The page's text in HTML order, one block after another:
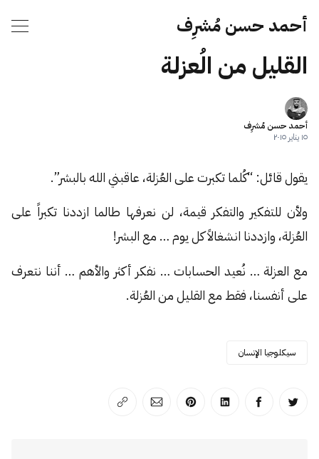
أحمد حسن مُشرِف
القليل من الُعزلة
أحمد حسن مُشرِف
١٥ يناير ٢٠١٥
يقول قائل: “كُلما تكبرت على العُزلة، عاقبني الله بالبشر”.
ولأن للتفكير والتفكر قيمة، لن نعرفها طالما ازددنا تكبراً على
العُزلة، وازددنا انشغالاً كل يوم … مع البشر!
مع العزلة … نُعيد الحسابات … نفكر أكثر والأهم … أننا نتعرف
على أنفسنا، فقط مع القليل من العُزلة.
سيكلوجيا الإنسان
انشر على تويترانشر على الفيسبوك
انشر على لينكد إن
انشر على بينترست
انشر على الإيميل
انسخ الرابط